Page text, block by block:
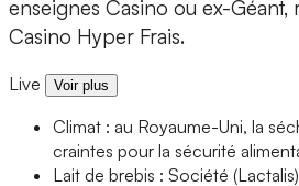
enseignes Casino ou ex-Géant,
Casino Hyper Frais.
Live Voir plus
Climat : au Royaume-Uni, la
craintes pour la sécurité
Lait de brebis : Société